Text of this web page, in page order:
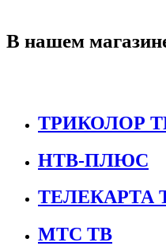
В нашем
ТРИКОЛОР
НТВ-ПЛЮС
ТЕЛЕКАРТА
МТС ТВ